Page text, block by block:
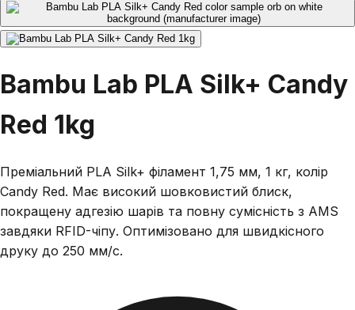
Bambu Lab PLA Silk+ Candy
Red 1kg
Преміальний PLA Silk+ філамент 1,75 мм, 1 кг, колір
Candy Red. Має високий шовковистий блиск,
покращену адгезію шарів та повну сумісність з AMS
завдяки RFID-чіпу. Оптимізовано для швидкісного
друку до 250 мм/с.